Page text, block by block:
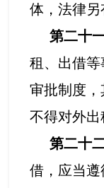
体，法律另
第二十
租、出借
审批制度
不得对外
第二十
借，应当遵